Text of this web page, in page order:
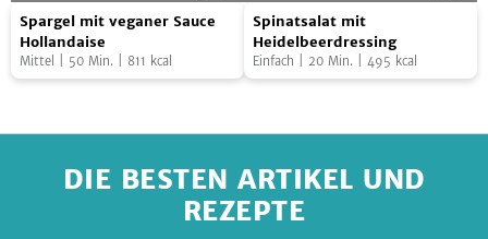
Spargel
mit
veganer
Spargel mit veganer Sauce
Hollandaise
Mittel 50 Min. 811 kcal
Spinatsalat
mit
Heidelbeerdressing
Spinatsalat mit
Heidelbeerdressing
Einfach 20 Min. 495 kcal
DIE BESTEN ARTIKEL UND
REZEPTE